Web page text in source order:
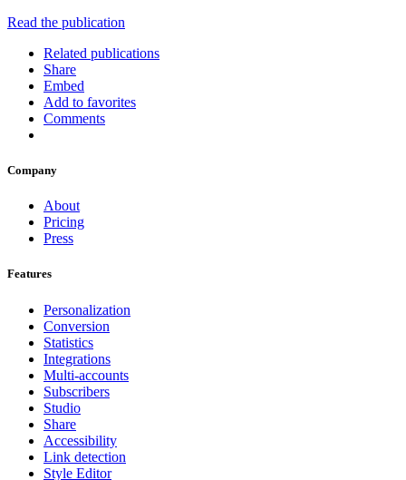
Read the publication
Related publications
Share
Embed
Add to favorites
Comments
Company
About
Pricing
Press
Features
Personalization
Conversion
Statistics
Integrations
Multi-accounts
Subscribers
Studio
Share
Accessibility
Link detection
Style Editor